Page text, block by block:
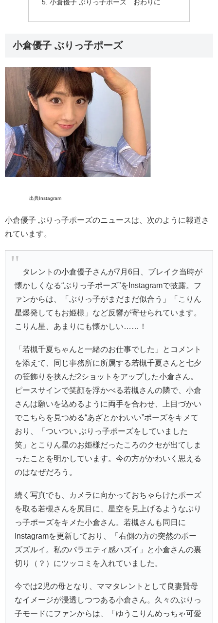
小倉優子 ぶりっ子ポーズ おわりに
小倉優子 ぶりっ子ポーズ
出典Instagram
小倉優子 ぶりっ子ポーズのニュースは、次のように報道さ
れています。
タレントの小倉優子さんが7月6日、ブレイク当時が
懐かしくなる“ぶりっ子ポーズ”をInstagramで披露。フ
ァンからは、「ぶりっ子がまだまだ似合う」「こりん
星爆発してもお姫様」など反響が寄せられています。
こりん星、あまりにも懐かしい……！
「若槻千夏ちゃんと一緒のお仕事でした」とコメント
を添えて、同じ事務所に所属する若槻千夏さんと七夕
の笹飾りを挟んだ2ショットをアップした小倉さん。
ピースサインで笑顔を浮かべる若槻さんの隣で、小倉
さんは願いを込めるように両手を合わせ、上目づかい
でこちらを見つめる“あざとかわいい”ポーズをキメて
おり、「ついつい ぶりっ子ポーズをしていました
笑」とこりん星のお姫様だったころのクセが出てしま
ったことを明かしています。今の方がかわいく思える
のはなぜだろう。
続く写真でも、カメラに向かっておちゃらけたポーズ
を取る若槻さんを尻目に、星空を見上げるようなぶり
っ子ポーズをキメた小倉さん。若槻さんも同日に
Instagramを更新しており、「右側の方の突然のポー
ズズルイ。私のバラエティ感ハズイ」と小倉さんの裏
切り（？）にツッコミを入れていました。
今では2児の母となり、ママタレントとして良妻賢母
なイメージが浸透しつつある小倉さん。久々のぶりっ
子モードにファンからは、「ゆうこりんめっちゃ可愛